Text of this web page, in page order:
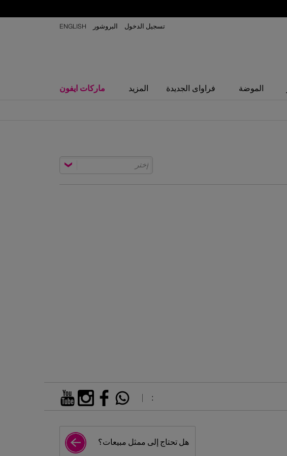
تسجيل الدخول البروشور ENGLISH
الموضة فراواى الجديدة المزيد ماركات ايفون
إختر
:
هل تحتاج إلى ممثل مبيعات؟